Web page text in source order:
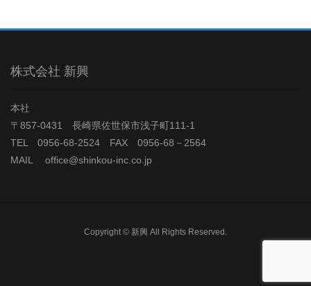
株式会社 新興
本社
〒857-0431 長崎県佐世保市浅子町111-1
TEL 0956-68-2524 FAX 0956-68－2564
MAIL office@shinkou-inc.co.jp
Copyright © 新興 All Rights Reserved.